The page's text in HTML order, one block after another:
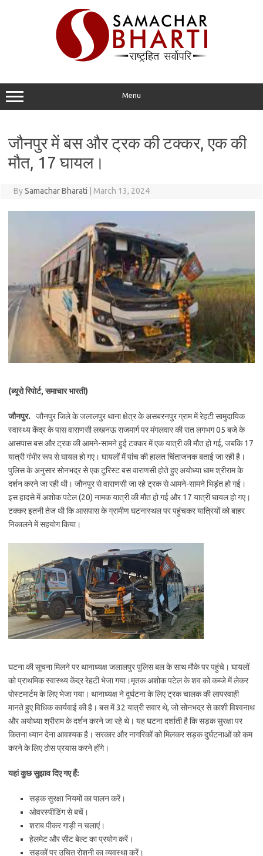
Menu
जौनपुर में बस और ट्रक की टक्कर, एक की
मौत, 17 घायल।
BySamachar Bharati March 13, 2024
(ब्यूरो रिपोर्ट, समाचार भारती)
जौनपुर.
जौनपुर जिले के जलालपुर थाना क्षेत्र के असबरनपुर ग्राम में रेहटी सामुदायिक
स्वास्थ्य केंद्र के पास वाराणसी लखनऊ राजमार्ग पर मंगलवार की रात लगभग 05 बजे के
आसपास बस और ट्रक की आमने-सामने हुई टक्कर में एक यात्री की मौत हो गई, जबकि 17
यात्री गंभीर रूप से घायल हो गए। घायलों में पांच की हालत चिंताजनक बताई जा रही है।
पुलिस के अनुसार सोनभद्र से एक टूरिस्ट बस वाराणसी होते हुए अयोध्या धाम श्रीराम के
दर्शन करने जा रही थी। जौनपुर से वाराणसी जा रहे ट्रक से आमने-सामने भिड़ंत हो गई।
इस हादसे में अशोक पटेल (20) नामक यात्री की मौत हो गई और 17 यात्री घायल हो गए।
टक्कर इतनी तेज थी कि आसपास के ग्रामीण घटनास्थल पर पहुंचकर यात्रियों को बाहर
निकालने में सहयोग किया।
घटना की सूचना मिलने पर थानाध्यक्ष जलालपुर पुलिस बल के साथ मौके पर पहुंचे। घायलों
को प्राथमिक स्वास्थ्य केंद्र रेहटी भेजा गया।मृतक अशोक पटेल के शव को कब्जे में लेकर
पोस्टमार्टम के लिए भेजा गया। थानाध्यक्ष ने दुर्घटना के लिए ट्रक चालक की लापरवाही
मानते हुए विधिक कार्यवाई की है। बस में 32 यात्री सवार थे, जो सोनभद्र से काशी विश्वनाथ
और अयोध्या श्रीराम के दर्शन करने जा रहे थे। यह घटना दर्शाती है कि सड़क सुरक्षा पर
कितना ध्यान देना आवश्यक है। सरकार और नागरिकों को मिलकर सड़क दुर्घटनाओं को कम
करने के लिए ठोस प्रयास करने होंगे।
यहां कुछ सुझाव दिए गए हैं:
सड़क सुरक्षा नियमों का पालन करें।
ओवरस्पीडिंग से बचें।
शराब पीकर गाड़ी न चलाएं।
हेलमेट और सीट बेल्ट का प्रयोग करें।
सड़कों पर उचित रोशनी का व्यवस्था करें।